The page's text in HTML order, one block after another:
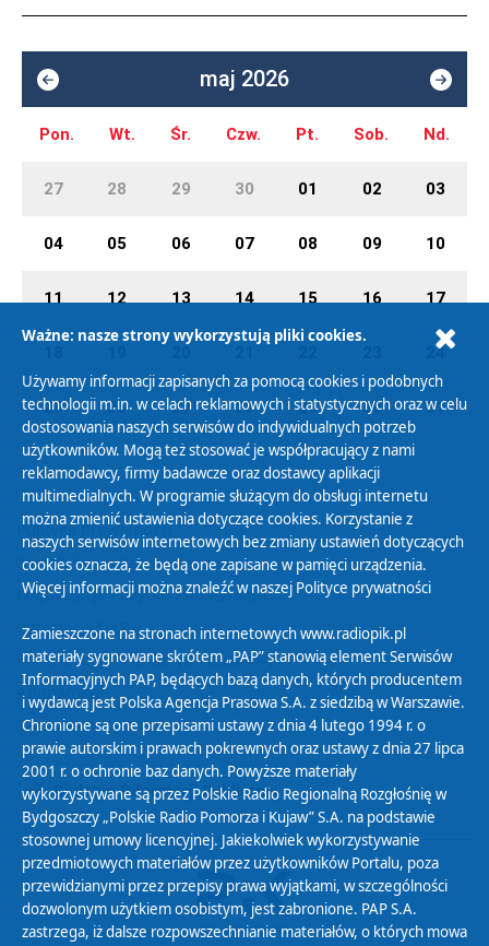
maj 2026
Pon. Wt. Śr. Czw. Pt. Sob. Nd.
27 28 29 30 01 02 03
04 05 06 07 08 09 10
11 12 13 14 15 16 17
24
25 26 27 28 29 30 31
Polityka Prywatności
Zasady korzystania z Serwisu
Organizacje Pożytku Publicznego
Cyfryzacja DAB+
Polityka ochrony danych osobowych
Abonament
Zamówienia publiczne
Biuletyn Informacji Publicznej
Ważne: nasze strony wykorzystują pliki cookies.
Używamy informacji zapisanych za pomocą cookies i podobnych
technologii m.in. w celach reklamowych i statystycznych oraz w celu
dostosowania naszych serwisów do indywidualnych potrzeb
użytkowników. Mogą też stosować je współpracujący z nami
reklamodawcy, firmy badawcze oraz dostawcy aplikacji
multimedialnych. W programie służącym do obsługi internetu
można zmienić ustawienia dotyczące cookies. Korzystanie z
naszych serwisów internetowych bez zmiany ustawień dotyczących
cookies oznacza, że będą one zapisane w pamięci urządzenia.
Więcej informacji można znaleźć w naszej Polityce prywatności
Zamieszczone na stronach internetowych www.radiopik.pl
materiały sygnowane skrótem „PAP” stanowią element Serwisów
Informacyjnych PAP, będących bazą danych, których producentem
i wydawcą jest Polska Agencja Prasowa S.A. z siedzibą w Warszawie.
Chronione są one przepisami ustawy z dnia 4 lutego 1994 r. o
prawie autorskim i prawach pokrewnych oraz ustawy z dnia 27 lipca
2001 r. o ochronie baz danych. Powyższe materiały
wykorzystywane są przez Polskie Radio Regionalną Rozgłośnię w
Bydgoszczy „Polskie Radio Pomorza i Kujaw” S.A. na podstawie
stosownej umowy licencyjnej. Jakiekolwiek wykorzystywanie
przedmiotowych materiałów przez użytkowników Portalu, poza
przewidzianymi przez przepisy prawa wyjątkami, w szczególności
dozwolonym użytkiem osobistym, jest zabronione. PAP S.A.
zastrzega, iż dalsze rozpowszechnianie materiałów, o których mowa